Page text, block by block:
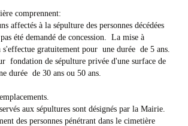
comprennent:
affectés à la sépulture des personnes décédées
été demandé de concession. La mise à
gratuitement pour une durée de 5 ans.
fondation de sépulture privée d'une surface de
durée de 30 ans ou 50 ans.
aux sépultures sont désignés par la Mairie.
des personnes pénétrant dans le cimetière